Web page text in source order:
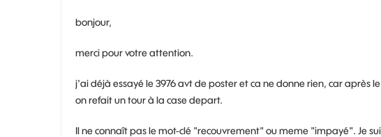
bonjour,
merci pour votre attention.
j'ai déjà essayé le 3976 avt de poster et ca ne donne rien, car après
on refait un tour à la case depart.
Il ne connaît pas le mot-clé "recouvrement" ou meme "impayé". Je